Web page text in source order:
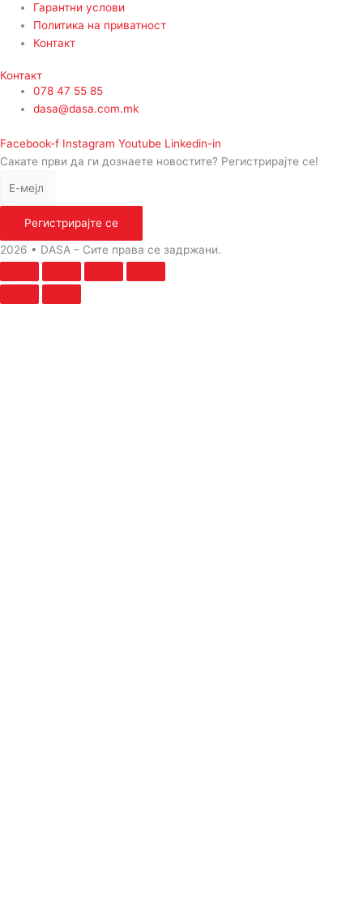
Гарантни услови
Политика на приватност
Контакт
Контакт
078 47 55 85
dasa@dasa.com.mk
Facebook-f Instagram Youtube Linkedin-in
Сакате први да ги дознаете новостите? Регистрирајте се!
Регистрирајте се
2026 • DASA – Сите права се задржани.